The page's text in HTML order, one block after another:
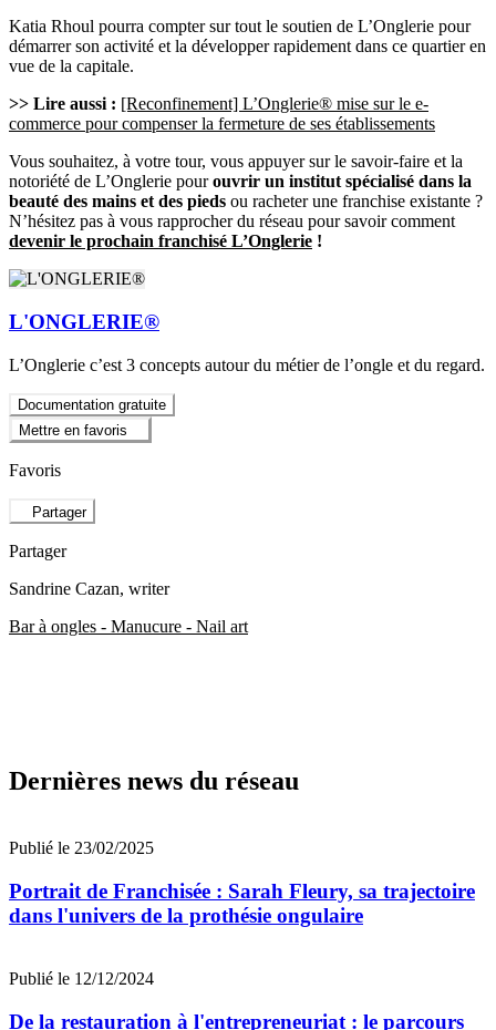
Katia Rhoul pourra compter sur tout le soutien de L’Onglerie pour
démarrer son activité et la développer rapidement dans ce quartier en
vue de la capitale.
>> Lire aussi : [Reconfinement] L’Onglerie® mise sur le e-
commerce pour compenser la fermeture de ses établissements
Vous souhaitez, à votre tour, vous appuyer sur le savoir-faire et la
notoriété de L’Onglerie pourouvrir un institut spécialisé dans la
beauté des mains et des pieds ou racheter une franchise existante ?
N’hésitez pas à vous rapprocher du réseau pour savoir comment
devenir le prochain franchisé L’Onglerie !
L'ONGLERIE®
L’Onglerie c’est 3 concepts autour du métier de l’ongle et du regard.
Documentation gratuite
Mettre en favoris
Favoris
Partager
Partager
Sandrine Cazan, writer
Bar à ongles - Manucure - Nail art
Dernières news du réseau
Publié le 23/02/2025
Portrait de Franchisée : Sarah Fleury, sa trajectoire
dans l'univers de la prothésie ongulaire
Publié le 12/12/2024
De la restauration à l'entrepreneuriat : le parcours